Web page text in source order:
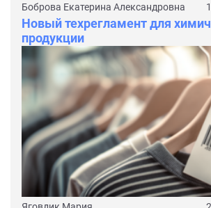
Боброва Екатерина Александровна
Новый техрегламент для
продукции